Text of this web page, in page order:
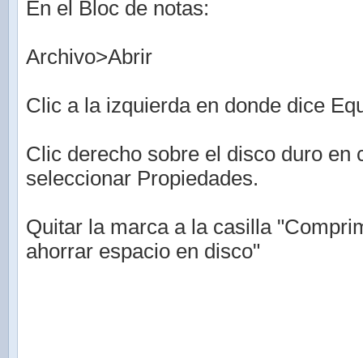
En el Bloc de notas:
Archivo>Abrir
Clic a la izquierda en donde dice
Clic derecho sobre el disco duro en
seleccionar Propiedades.
Quitar la marca a la casilla
ahorrar espacio en disco"